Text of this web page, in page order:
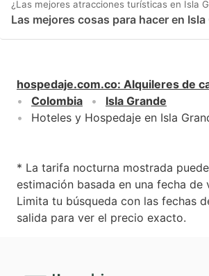
¿Las mejores atracciones turísticas en Isla
Las mejores cosas para hacer en Isla
hospedaje.com.co: Alquileres de
Colombia
Isla Grande
Hoteles y Hospedaje en Isla
* La tarifa nocturna mostrada
estimación basada en una fecha de
Limita tu búsqueda con las fechas
salida para ver el precio exacto.